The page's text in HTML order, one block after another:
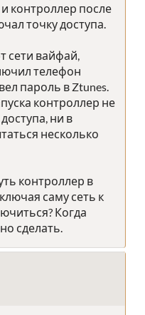
контроллер после
точку доступа.
сети вайфай,
телефон
пароль в Ztunes.
контроллер не
ни в
несколько
контроллер в
саму сеть к
Когда
сделать.